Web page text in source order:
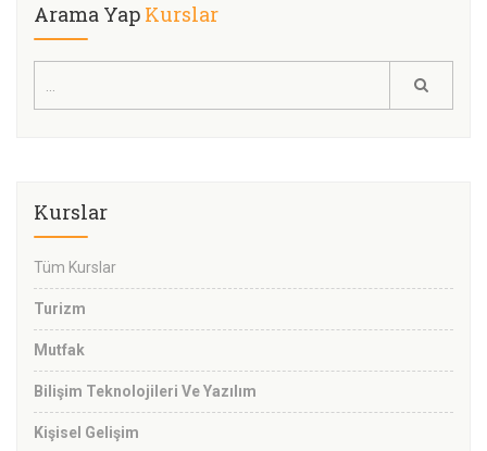
Arama Yap Kurslar
Kurslar
Tüm Kurslar
Turizm
Mutfak
Bilişim Teknolojileri Ve Yazılım
Kişisel Gelişim